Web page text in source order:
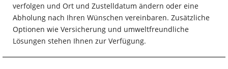
verfolgen und Ort und Zustelldatum ändern oder eine
Abholung nach Ihren Wünschen vereinbaren. Zusätzliche
Optionen wie Versicherung und umweltfreundliche
Lösungen stehen Ihnen zur Verfügung.